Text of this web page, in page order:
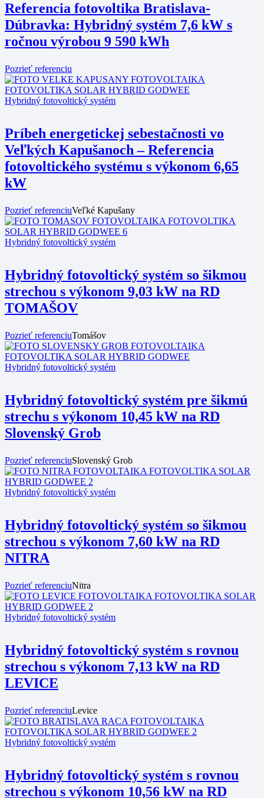
Referencia fotovoltika Bratislava-
Dúbravka: Hybridný systém 7,6 kW s
ročnou výrobou 9 590 kWh
Pozrieť referenciu
Hybridný fotovoltický systém
Príbeh energetickej sebestačnosti vo
Veľkých Kapušanoch – Referencia
fotovoltického systému s výkonom 6,65
kW
Pozrieť referenciuVeľké Kapušany
Hybridný fotovoltický systém
Hybridný fotovoltický systém so šikmou
strechou s výkonom 9,03 kW na RD
TOMAŠOV
Pozrieť referenciuTomášov
Hybridný fotovoltický systém
Hybridný fotovoltický systém pre šikmú
strechu s výkonom 10,45 kW na RD
Slovenský Grob
Pozrieť referenciuSlovenský Grob
Hybridný fotovoltický systém
Hybridný fotovoltický systém so šikmou
strechou s výkonom 7,60 kW na RD
NITRA
Pozrieť referenciuNitra
Hybridný fotovoltický systém
Hybridný fotovoltický systém s rovnou
strechou s výkonom 7,13 kW na RD
LEVICE
Pozrieť referenciuLevice
Hybridný fotovoltický systém
Hybridný fotovoltický systém s rovnou
strechou s výkonom 10,56 kW na RD